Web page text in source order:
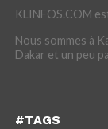
KLINFOS.COM
Nous sommes à
Dakar et un peu
#TAGS